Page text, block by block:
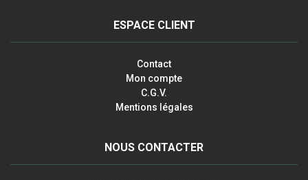
ESPACE CLIENT
Contact
Mon compte
C.G.V.
Mentions légales
NOUS CONTACTER